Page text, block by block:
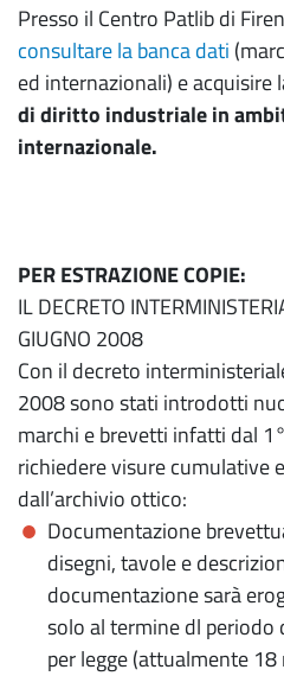
Presso il Centro Patlib di
consultare la banca dati
ed internazionali) e acquisire
di diritto industriale in
internazionale.
PER ESTRAZIONE COPIE:
IL DECRETO
GIUGNO 2008
Con il decreto
2008 sono stati introdotti
marchi e brevetti infatti dal
richiedere visure cumulative
dall’archivio ottico:
Documentazione
disegni, tavole e
documentazione sarà
solo al termine dl periodo
per legge (attualmente